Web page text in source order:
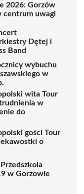
2026: Gorzów
centrum uwagi
Dętej i
Band
wybuchu
w
wita Tour
w
do
gości Tour
o
w Gorzowie